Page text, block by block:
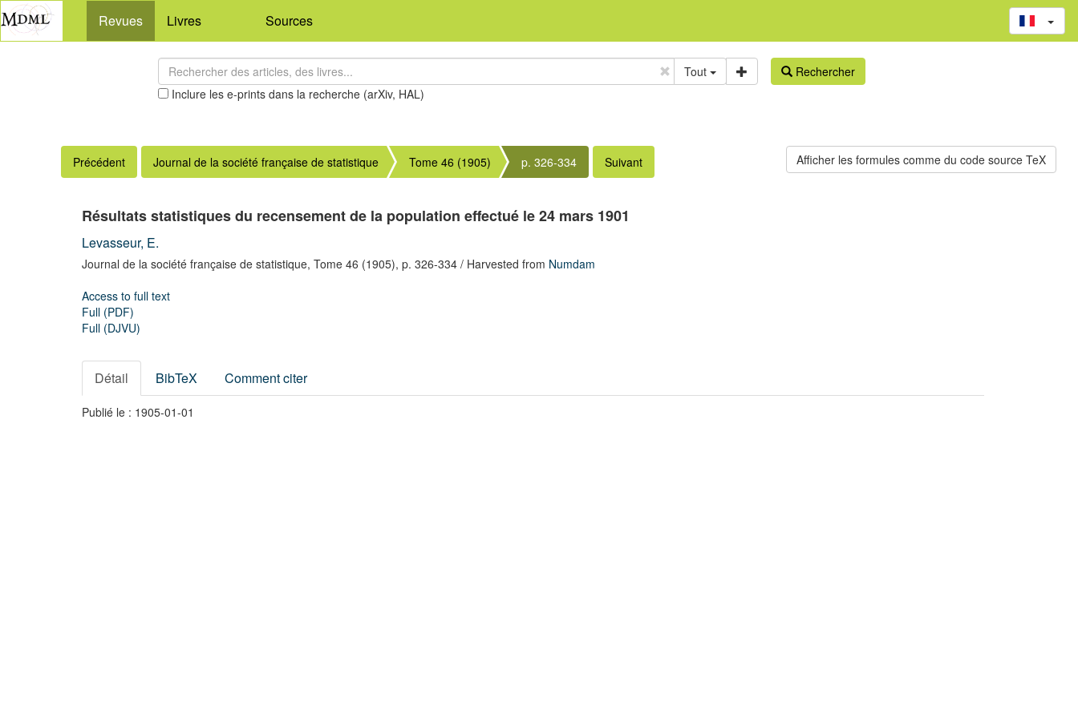
Revues Livres Sources
Tout
Inclure les e-prints dans la recherche (arXiv, HAL)
Rechercher
Précédent Journal de la société française de statistique Tome 46 (1905) p. 326-334 Suivant
Résultats statistiques du recensement de la population effectué le 24 mars 1901
Levasseur, E.
Journal de la société française de statistique, Tome 46 (1905), p. 326-334 / Harvested from Numdam
Access to full text
Full (PDF)
Full (DJVU)
Détail BibTeX Comment citer
Publié le : 1905-01-01